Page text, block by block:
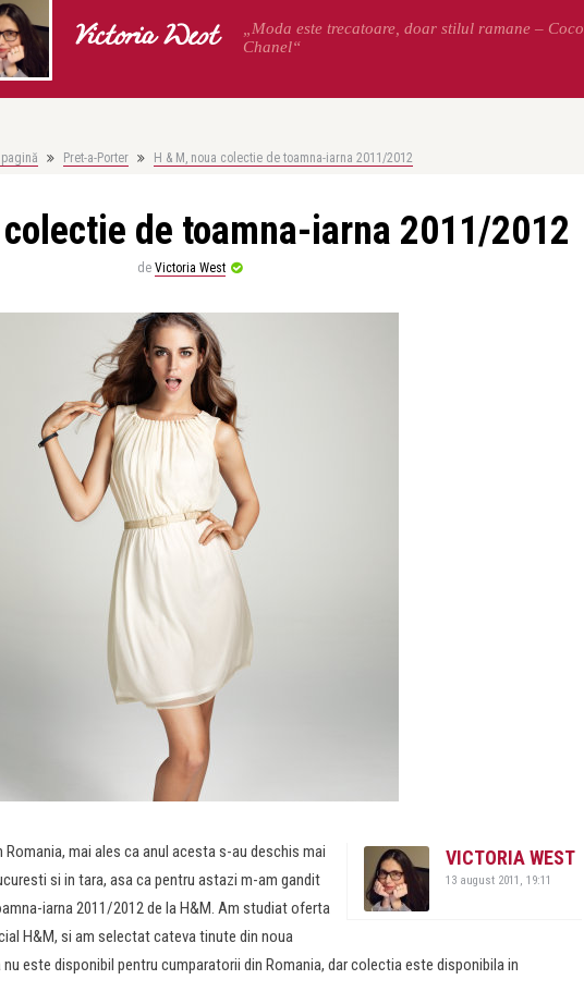
Victoria West
„Moda este trecatoare, doar stilul ramane – Coco
Chanel“
Pret-a-Porter H & M, noua colectie de toamna-iarna 2011/2012
colectie de toamna-iarna 2011/2012
de Victoria West
VICTORIA WEST
13 august 2011, 19:11
mai ales ca anul acesta s-au deschis mai
si in tara, asa ca pentru astazi m-am gandit
iarna 2011/2012 de la H&M. Am studiat oferta
H&M, si am selectat cateva tinute din noua
este disponibil pentru cumparatorii din Romania, dar colectia este disponibila in